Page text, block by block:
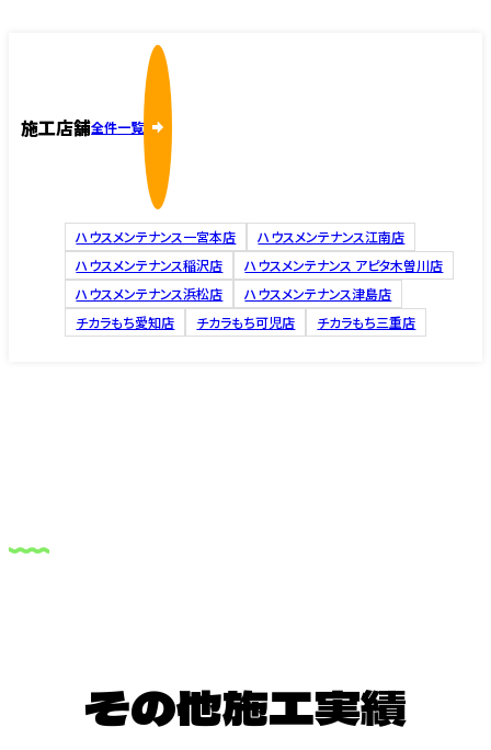
施工店舗全件一覧
ハウスメンテナンス一宮本店
ハウスメンテナンス江南店
ハウスメンテナンス稲沢店
ハウスメンテナンス アピタ木曽川店
ハウスメンテナンス浜松店
ハウスメンテナンス津島店
チカラもち愛知店
チカラもち可児店 チカラもち三重店
その他施工実績